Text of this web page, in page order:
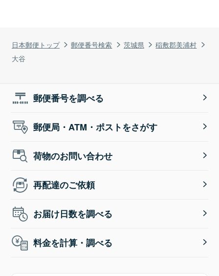
日本郵便トップ 郵便番号検索 茨城県
稲敷郡美浦村
大谷
郵便番号を調べる
郵便局・ATM・ポストをさがす
荷物のお問い合わせ
再配達のご依頼
お届け日数を調べる
料金を計算・調べる